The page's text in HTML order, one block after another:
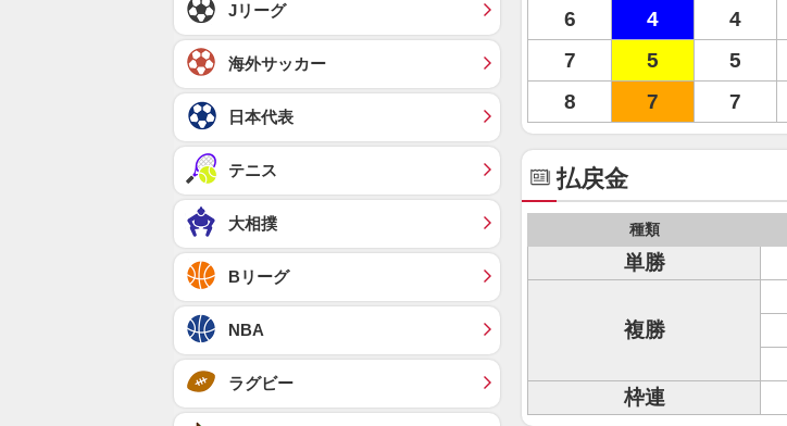
6
4 4
7
5 5
8
7 7
払戻金
種類
単勝
複勝
枠連
Jリーグ
海外サッカー
日本代表
テニス
大相撲
Bリーグ
NBA
ラグビー